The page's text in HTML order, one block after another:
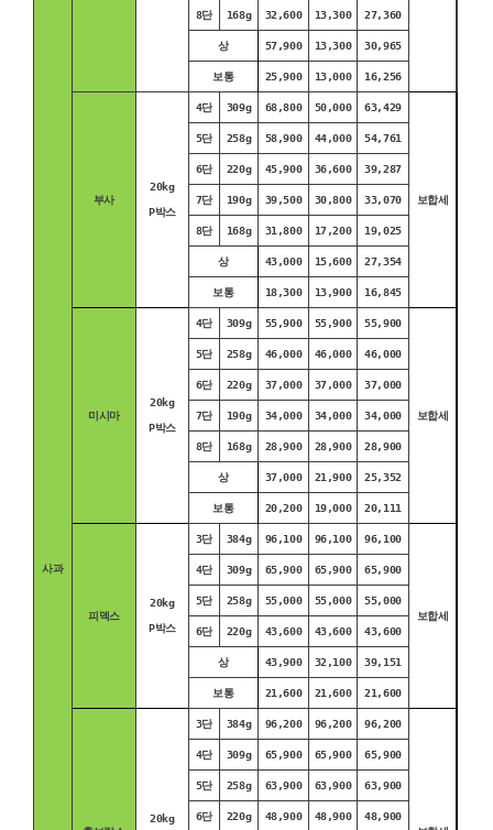
사과
8단 168g 32,600 13,300 27,360
상 57,900 13,300 30,965
보통 25,900 13,000 16,256
부사
20kg
P박스
4단 309g 68,800 50,000 63,429
보합세
5단 258g 58,900 44,000 54,761
6단 220g 45,900 36,600 39,287
7단 190g 39,500 30,800 33,070
8단 168g 31,800 17,200 19,025
상 43,000 15,600 27,354
보통 18,300 13,900 16,845
미시마
20kg
P박스
4단 309g 55,900 55,900 55,900
보합세
5단 258g 46,000 46,000 46,000
6단 220g 37,000 37,000 37,000
7단 190g 34,000 34,000 34,000
8단 168g 28,900 28,900 28,900
상 37,000 21,900 25,352
보통 20,200 19,000 20,111
피덱스
20kg
P박스
3단 384g 96,100 96,100 96,100
보합세
4단 309g 65,900 65,900 65,900
5단 258g 55,000 55,000 55,000
6단 220g 43,600 43,600 43,600
상 43,900 32,100 39,151
보통 21,600 21,600 21,600
20kg
3단 384g 96,200 96,200 96,200
4단 309g 65,900 65,900 65,900
5단 258g 63,900 63,900 63,900
6단 220g 48,900 48,900 48,900